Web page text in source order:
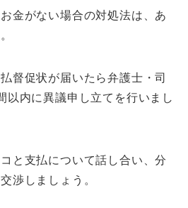
金がない場合の対処法は、あ
督促状が届いたら弁護士・司
以内に異議申し立てを行いまし
と支払について話し合い、分
渉しましょう。